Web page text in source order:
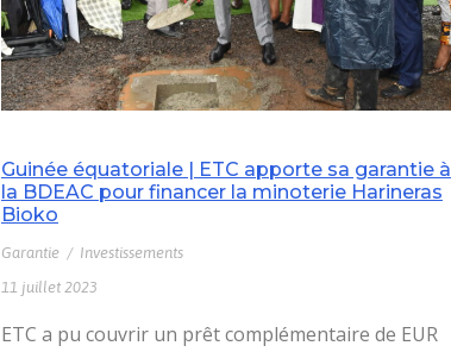
Guinée équatoriale | ETC apporte sa garantie à
la BDEAC pour financer la minoterie Harineras
Bioko
Garantie / Investissements
11 juillet 2023
ETC a pu couvrir un prêt complémentaire de EUR